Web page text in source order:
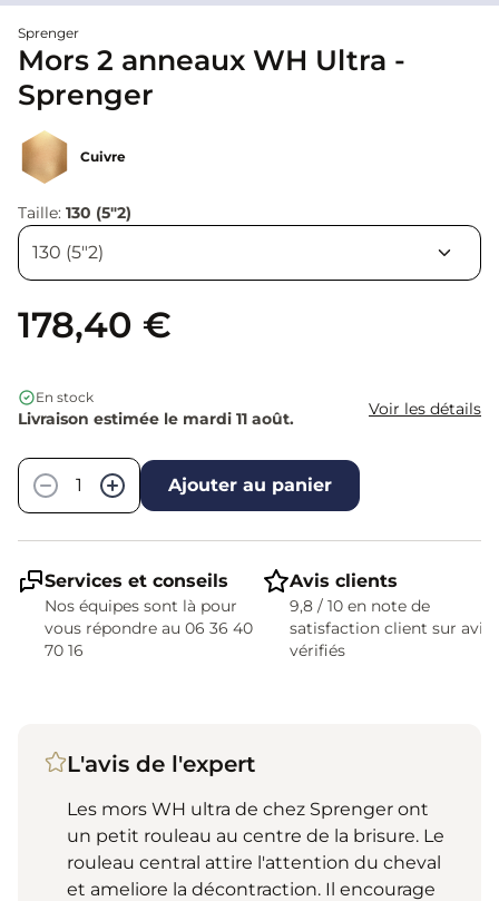
Sprenger
Mors 2 anneaux WH Ultra -
Sprenger
Cuivre
Taille: 130 (5"2)
178,40 €
En stock
Livraison estimée le mardi 11 août. Voir les détails
−
+ Ajouter au panier
Services et conseils
Nos équipes sont là pour
vous répondre au 06 36 40
70 16
Avis clients
9,8 / 10 en note de
satisfaction client sur avis
vérifiés
L'avis de l'expert
Les mors WH ultra de chez Sprenger ont
un petit rouleau au centre de la brisure. Le
rouleau central attire l'attention du cheval
et ameliore la décontraction. Il encourage